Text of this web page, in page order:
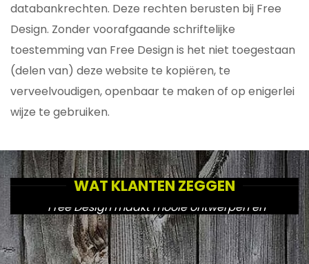
databankrechten. Deze rechten berusten bij Free
Design. Zonder voorafgaande schriftelijke
toestemming van Free Design is het niet toegestaan
(delen van) deze website te kopiëren, te
verveelvoudigen, openbaar te maken of op enigerlei
wijze te gebruiken.
WAT KLANTEN ZEGGEN
"Free Design maakt mooie ontwerpen en
zorgt voor een goede doorvoering naar de
diverse uitingen."